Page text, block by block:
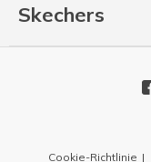
Skechers
Cookie-Richtlinie